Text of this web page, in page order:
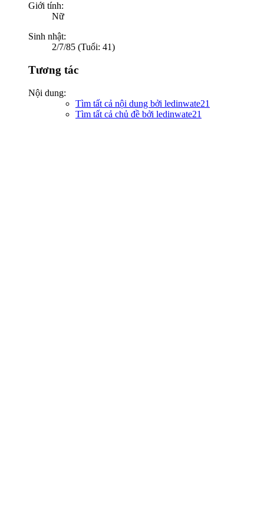
Giới tính:
Nữ
Sinh nhật:
2/7/85 (Tuổi: 41)
Tương tác
Nội dung:
Tìm tất cả nội dung bởi ledinwate21
Tìm tất cả chủ đề bởi ledinwate21